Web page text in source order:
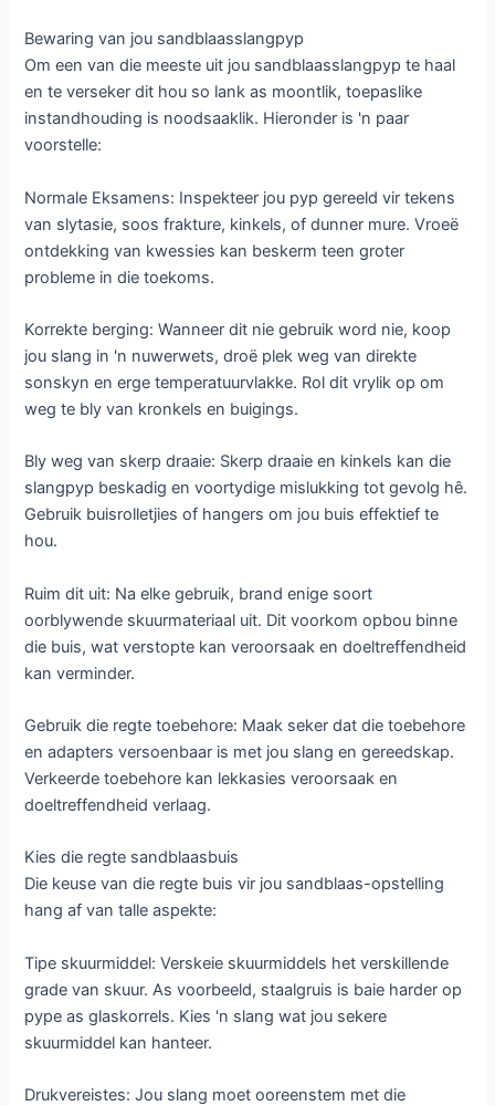
Bewaring van jou sandblaasslangpyp
Om een ​​van die meeste uit jou sandblaasslangpyp te haal
en te verseker dit hou so lank as moontlik, toepaslike
instandhouding is noodsaaklik. Hieronder is 'n paar
voorstelle:
Normale Eksamens: Inspekteer jou pyp gereeld vir tekens
van slytasie, soos frakture, kinkels, of dunner mure. Vroeë
ontdekking van kwessies kan beskerm teen groter
probleme in die toekoms.
Korrekte berging: Wanneer dit nie gebruik word nie, koop
jou slang in 'n nuwerwets, droë plek weg van direkte
sonskyn en erge temperatuurvlakke. Rol dit vrylik op om
weg te bly van kronkels en buigings.
Bly weg van skerp draaie: Skerp draaie en kinkels kan die
slangpyp beskadig en voortydige mislukking tot gevolg hê.
Gebruik buisrolletjies of hangers om jou buis effektief te
hou.
Ruim dit uit: Na elke gebruik, brand enige soort
oorblywende skuurmateriaal uit. Dit voorkom opbou binne
die buis, wat verstopte kan veroorsaak en doeltreffendheid
kan verminder.
Gebruik die regte toebehore: Maak seker dat die toebehore
en adapters versoenbaar is met jou slang en gereedskap.
Verkeerde toebehore kan lekkasies veroorsaak en
doeltreffendheid verlaag.
Kies die regte sandblaasbuis
Die keuse van die regte buis vir jou sandblaas-opstelling
hang af van talle aspekte:
Tipe skuurmiddel: Verskeie skuurmiddels het verskillende
grade van skuur. As voorbeeld, staalgruis is baie harder op
pype as glaskorrels. Kies 'n slang wat jou sekere
skuurmiddel kan hanteer.
Drukvereistes: Jou slang moet ooreenstem met die